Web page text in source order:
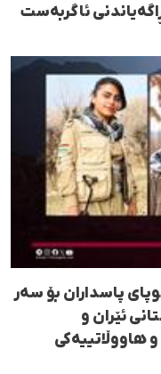
پاسداران بۆ سەر
ئێران و
هاووڵاتییەکی